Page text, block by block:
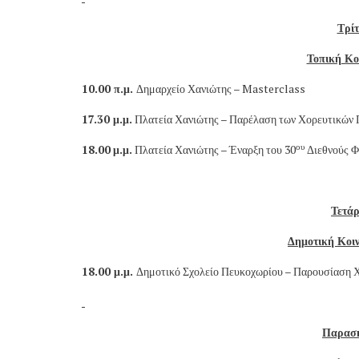
Τοπική
10.00 π.μ. Δημαρχείο Χανιώτης – Masterclass
17.30 μ.μ. Πλατεία Χανιώτης – Παρέλαση των
18.00μ.μ. Πλατεία Χανιώτης – Έναρξη του 30ου Διεθνούς
Δημοτική
18.00 μ.μ. Δημοτικό Σχολείο Πευκοχωρίου –